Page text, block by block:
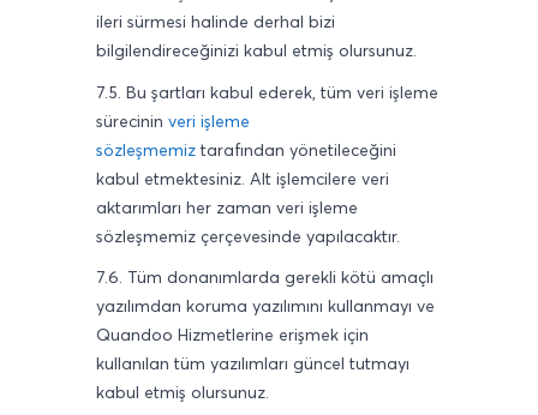
ileri sürmesi halinde derhal bizi
bilgilendireceğinizi kabul etmiş olursunuz.
7.5. Bu şartları kabul ederek, tüm veri işleme
sürecinin veri işleme
sözleşmemiz tarafından yönetileceğini
kabul etmektesiniz. Alt işlemcilere veri
aktarımları her zaman veri işleme
sözleşmemiz çerçevesinde yapılacaktır.
7.6. Tüm donanımlarda gerekli kötü amaçlı
yazılımdan koruma yazılımını kullanmayı ve
Quandoo Hizmetlerine erişmek için
kullanılan tüm yazılımları güncel tutmayı
kabul etmiş olursunuz.